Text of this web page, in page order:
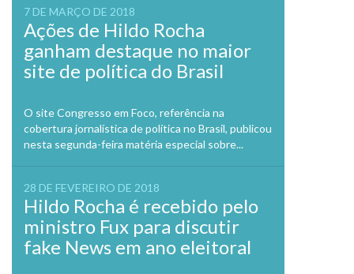
7 DE MARÇO DE 2018
Ações de Hildo Rocha
ganham destaque no maior
site de política do Brasil
O site Congresso em Foco, referência na
cobertura jornalística de política no Brasil, publicou
nesta segunda-feira matéria especial sobre...
28 DE FEVEREIRO DE 2018
Hildo Rocha é recebido pelo
ministro Fux para discutir
fake News em ano eleitoral